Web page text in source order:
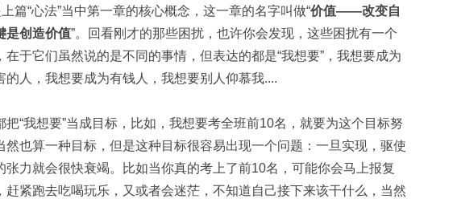
上篇“心法”当中第一章的核心概念，这一章的名字叫做“价值——改变自
是创造价值”。回看刚才的那些困扰，也许你会发现，这些困扰有一个
在于它们虽然说的是不同的事情，但表达的都是“我想要”，我想要成为
的人，我想要成为有钱人，我想要别人仰慕我....
把“我想要”当成目标，比如，我想要考全班前10名，就要为这个目标努
然也算一种目标，但是这种目标很容易出现一个问题：一旦实现，驱使
张力就会很快衰竭。比如当你真的考上了前10名，可能你会马上报复
赶紧跑去吃喝玩乐，又或者会迷茫，不知道自己接下来该干什么，当然